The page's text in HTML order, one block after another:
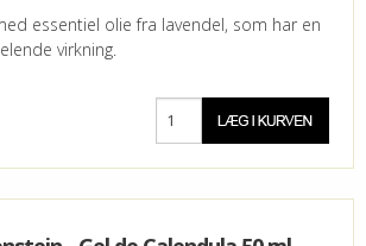
essentiel olie fra lavendel, som har en
virkning.